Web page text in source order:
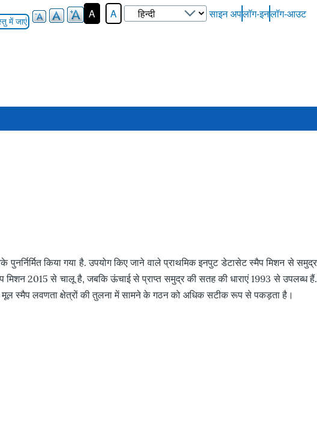
में जाएं
A A
Select
your
User-
साइन अपलॉग-इनलॉग-आउट
किया गया है. उपयोग किए जाने वाले प्राथमिक इनपुट डेटासेट स्मैप मिशन से समुद्र
2015 से चालू है, जबकि ऊंचाई से प्राप्त समुद्र की सतह की धाराएं 1993 से उपलब्ध हैं.
मूल स्मैप लवणता क्षेत्रों की तुलना में सामने के गठन को अधिक सटीक रूप से पकड़ता है।